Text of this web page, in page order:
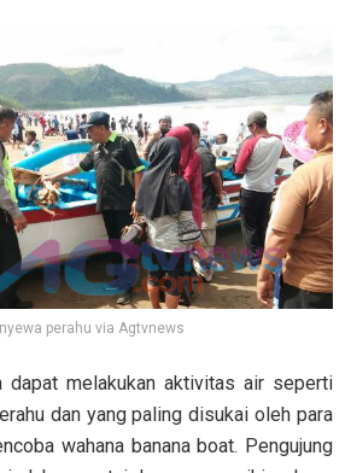
perahu via Agtvnews
dapat melakukan aktivitas air seperti
dan yang paling disukai oleh para
wahana banana boat. Pengujung